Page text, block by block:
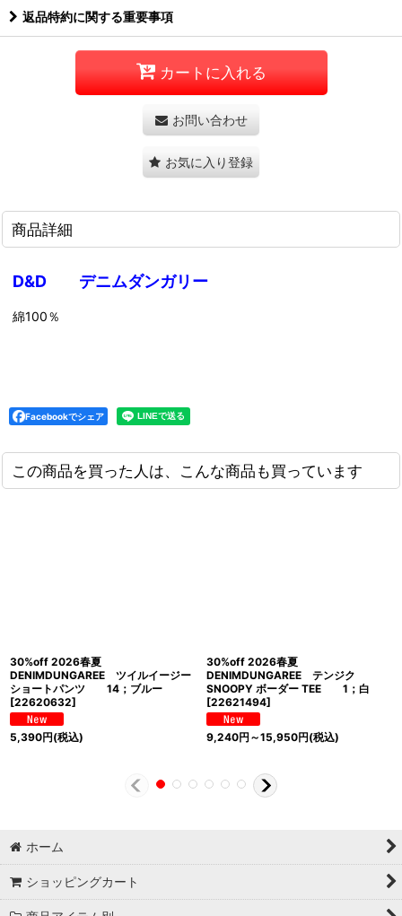
返品特約に関する重要事項
カートに入れる
お問い合わせ
お気に入り登録
商品詳細
D&D デニムダンガリー
綿100％
Facebookでシェア
この商品を買った人は、こんな商品も買っています
30%off 2026春夏
DENIMDUNGAREE ツイルイージー
ショートパンツ 14；ブルー
[22620632]
5,390円(税込)
30%off 2026春夏
DENIMDUNGAREE テンジク
SNOOPY ボーダー TEE 1；白
[22621494]
9,240円 ～15,950円(税込)
ホーム
ショッピングカート